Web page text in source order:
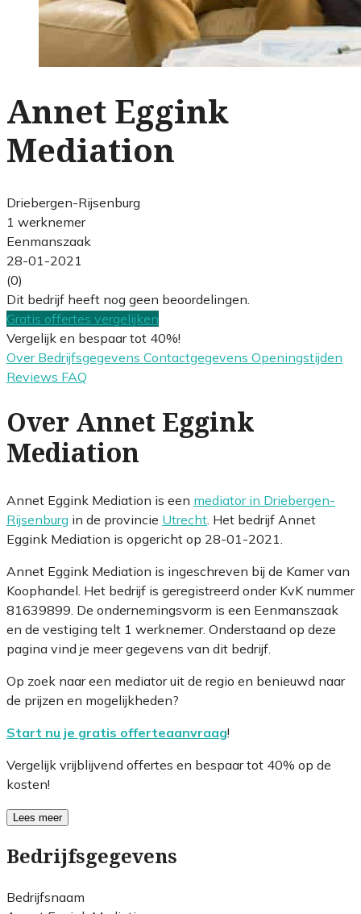
Annet Eggink
Mediation
Driebergen-Rijsenburg
1 werknemer
Eenmanszaak
28-01-2021
(0)
Dit bedrijf heeft nog geen beoordelingen.
Gratis offertes vergelijken
Vergelijk en bespaar tot 40%!
Over Bedrijfsgegevens Contactgegevens Openingstijden
Reviews FAQ
Over Annet Eggink
Mediation
Annet Eggink Mediation is een mediator in Driebergen-
Rijsenburg in de provincie Utrecht . Het bedrijf Annet
Eggink Mediation is opgericht op 28-01-2021.
Annet Eggink Mediation is ingeschreven bij de Kamer van
Koophandel. Het bedrijf is geregistreerd onder KvK nummer
81639899. De ondernemingsvorm is een Eenmanszaak
en de vestiging telt 1 werknemer. Onderstaand op deze
pagina vind je meer gegevens van dit bedrijf.
Op zoek naar een mediator uit de regio en benieuwd naar
de prijzen en mogelijkheden?
Start nu je gratis offerteaanvraag!
Vergelijk vrijblijvend offertes en bespaar tot 40% op de
kosten!
Lees meer
Bedrijfsgegevens
Bedrijfsnaam